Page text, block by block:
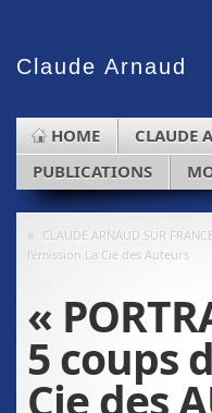
Claude Arnaud
HOME CLAUDE
PUBLICATIONS
« CLAUDE ARNAUD SUR
l’émission La Cie des Auteurs
«
5 coups
Cie des